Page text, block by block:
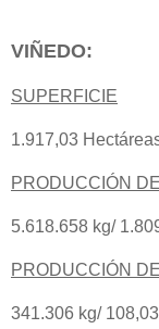
VIÑEDO:
SUPERFICIE
1.917,03
PRODUCCIÓN
5.618.658 kg/
PRODUCCIÓN
341.306 kg/